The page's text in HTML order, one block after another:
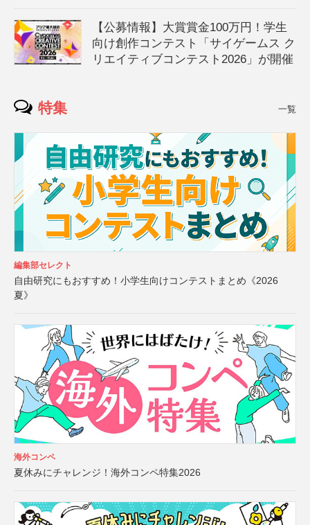
【公募情報】大賞賞金100万円！学生
向け創作コンテスト「サイゲームス ク
リエイティブコンテスト2026」が開催
特集 一覧
編集部セレクト
自由研究にもおすすめ！小学生向けコンテストまとめ《2026
夏》
海外コンペ
夏休みにチャレンジ！海外コンペ特集2026